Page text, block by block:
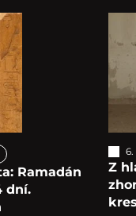
Ramadán
dní.
Z